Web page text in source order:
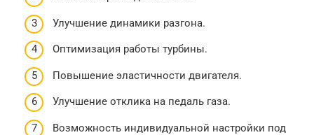
Улучшение динамики разгона.
Оптимизация работы турбины.
Повышение эластичности двигателя.
Улучшение отклика на педаль газа.
Возможность индивидуальной настройки под